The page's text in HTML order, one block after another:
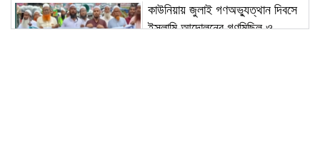
কাউনিয়ায় জুলাই গণঅভ্যুত্থান দিবসে
ইসলামি আন্দোলনের গণমিছিল ও